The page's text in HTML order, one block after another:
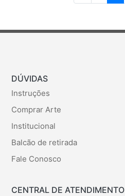
DÚVIDAS
Instruções
Comprar Arte
Institucional
Balcão de retirada
Fale Conosco
CENTRAL DE ATENDIMENTO